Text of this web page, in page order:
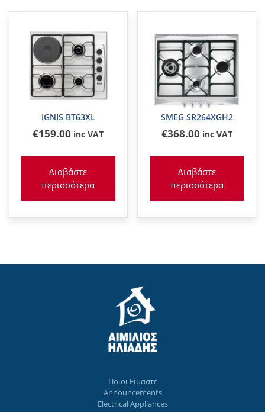
IGNIS BT63XL
€159.00 inc VAT
Διαβάστε
περισσότερα
SMEG SR264XGH2
€368.00 inc VAT
Διαβάστε
περισσότερα
Ποιοι Eίμαστε
Announcements
Electrical Appliances